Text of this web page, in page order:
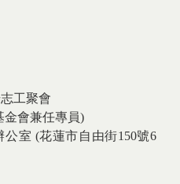
工聚會
金會兼任專員)
室 (花蓮市自由街150號6